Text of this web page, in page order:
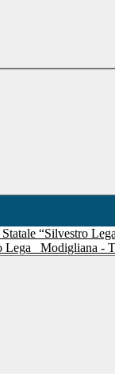
Lega Modigliana -